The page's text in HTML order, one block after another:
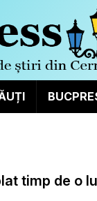
timp de o